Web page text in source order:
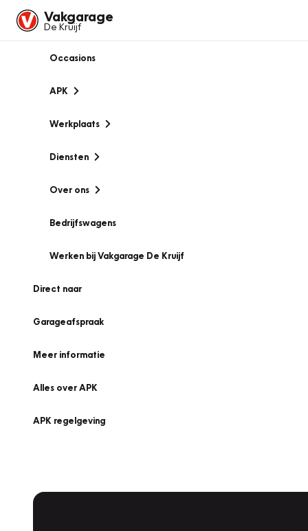
Vakgarage
De Kruijf
Occasions
APK
Werkplaats
Diensten
Over ons
Bedrijfswagens
Werken bij Vakgarage De Kruijf
Direct naar
Garageafspraak
Meer informatie
Alles over APK
APK regelgeving